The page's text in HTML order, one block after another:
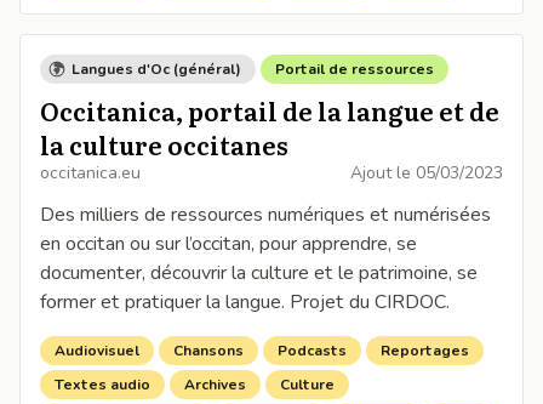
Langues d'Oc (général) Portail de ressources
Occitanica, portail de la langue et de
la culture occitanes
occitanica.eu Ajout le 05/03/2023
Des milliers de ressources numériques et numérisées
en occitan ou sur l’occitan, pour apprendre, se
documenter, découvrir la culture et le patrimoine, se
former et pratiquer la langue. Projet du CIRDOC.
Audiovisuel Chansons Podcasts
Reportages
Textes audio
Archives
Culture